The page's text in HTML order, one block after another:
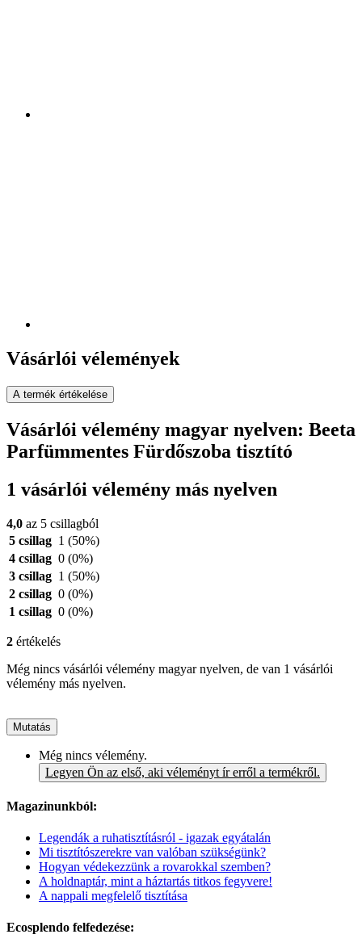
Vásárlói vélemények
A termék értékelése
Vásárlói vélemény magyar nyelven: Beeta
Parfümmentes Fürdőszoba tisztító
1 vásárlói vélemény más nyelven
4,0 az 5 csillagból
5 csillag 1 (50%)
4 csillag 0 (0%)
3 csillag 1 (50%)
2 csillag 0 (0%)
1 csillag 0 (0%)
2 értékelés
Még nincs vásárlói vélemény magyar nyelven, de van 1 vásárlói
vélemény más nyelven.
Mutatás
Még nincs vélemény.
Legyen Ön az első, aki véleményt ír erről a termékről.
Magazinunkból:
Legendák a ruhatisztításról - igazak egyátalán
Mi tisztítószerekre van valóban szükségünk?
Hogyan védekezzünk a rovarokkal szemben?
A holdnaptár, mint a háztartás titkos fegyvere!
A nappali megfelelő tisztítása
Ecosplendo felfedezése: